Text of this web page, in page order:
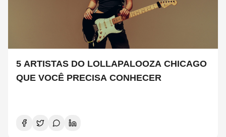
5 ARTISTAS DO LOLLAPALOOZA CHICAGO
QUE VOCÊ PRECISA CONHECER